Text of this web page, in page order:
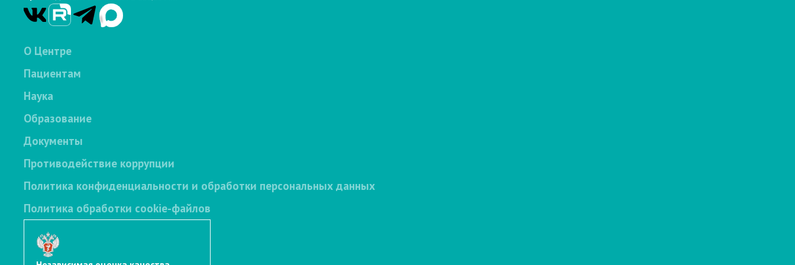
О Центре
Пациентам
Наука
Образование
Документы
Противодействие коррупции
Политика конфиденциальности и обработки персональных данных
Политика обработки cookie-файлов